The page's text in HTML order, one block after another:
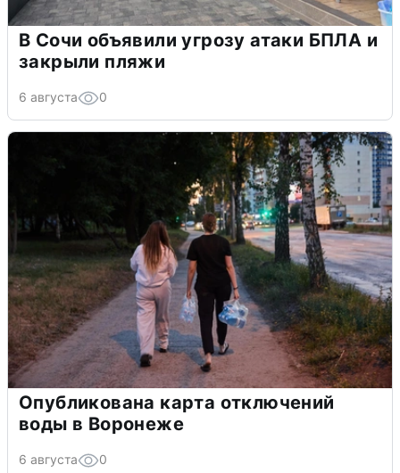
В Сочи объявили угрозу атаки БПЛА и
закрыли пляжи
6 августа 0
Опубликована карта отключений
воды в Воронеже
6 августа 0